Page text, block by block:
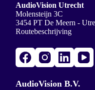
AudioVision Utrecht
Molensteijn 3C
3454 PT De Meern -
Routebeschrijving
AudioVision B.V.